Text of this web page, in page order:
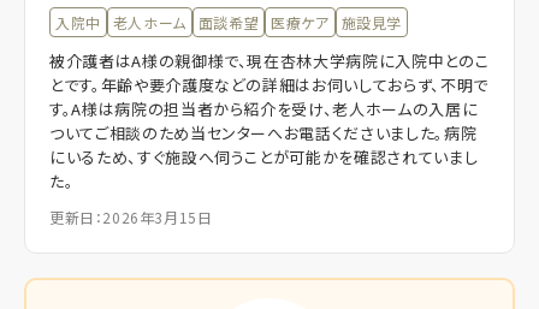
入院中 老人ホーム 面談希望 医療ケア 施設見学
被介護者はA様の親御様で、現在杏林大学病院に入院中とのこ
とです。年齢や要介護度などの詳細はお伺いしておらず、不明で
す。A様は病院の担当者から紹介を受け、老人ホームの入居に
ついてご相談のため当センターへお電話くださいました。病院
にいるため、すぐ施設へ伺うことが可能かを確認されていまし
た。
更新日：2026年3月15日